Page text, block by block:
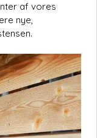
af vores
nye,